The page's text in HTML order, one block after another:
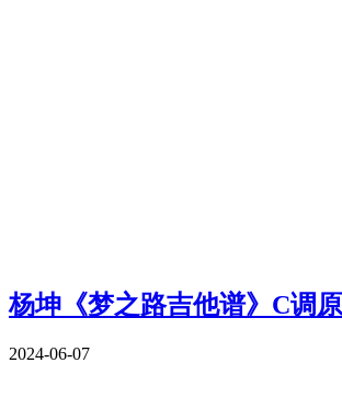
杨坤《梦之路吉他谱》C调
2024-06-07